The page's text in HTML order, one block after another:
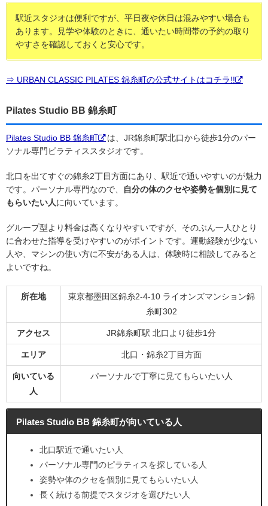
駅近スタジオは便利ですが、平日夜や休日は混みやすい場合も
あります。見学や体験のときに、通いたい時間帯の予約の取り
やすさを確認しておくと安心です。
⇒ URBAN CLASSIC PILATES 錦糸町の公式サイトはコチラ!!
Pilates Studio BB 錦糸町
Pilates Studio BB 錦糸町
は、JR錦糸町駅北口から徒歩1分のパー
ソナル専門ピラティススタジオです。
北口を出てすぐの錦糸2丁目方面にあり、駅近で通いやすいのが魅力
です。パーソナル専門なので、
自分の体のクセや姿勢を個別に見て
もらいたい人に向いています。
グループ型より料金は高くなりやすいですが、そのぶん一人ひとり
に合わせた指導を受けやすいのがポイントです。運動経験が少ない
人や、マシンの使い方に不安がある人は、体験時に相談してみると
よいですね。
所在地
東京都墨田区錦糸2-4-10 ライオンズマンション錦
糸町302
アクセス JR錦糸町駅 北口より徒歩1分
エリア 北口・錦糸2丁目方面
向いている
人
パーソナルで丁寧に見てもらいたい人
Pilates Studio BB 錦糸町が向いている人
北口駅近で通いたい人
パーソナル専門のピラティスを探している人
姿勢や体のクセを個別に見てもらいたい人
長く続ける前提でスタジオを選びたい人